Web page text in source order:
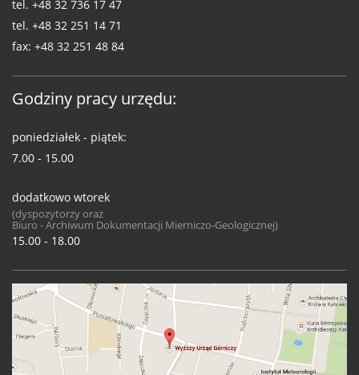
tel. +48 32 736 17 47
tel. +48 32 251 14 71
fax: +48 32 251 48 84
Godziny pracy urzędu:
poniedziałek - piątek:
7.00 - 15.00
dodatkowo wtorek
(dyspozytorzy oraz
Biuro - Archiwum Dokumentacji Mierniczo-Geologicznej)
15.00 - 18.00